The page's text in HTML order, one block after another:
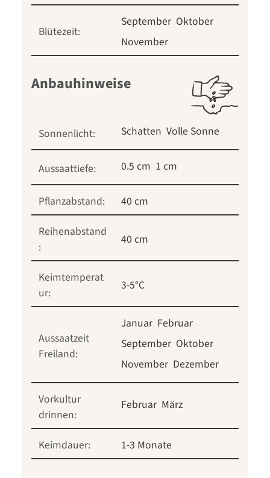
Blütezeit:
September Oktober
November
Anbauhinweise
Sonnenlicht: Schatten Volle Sonne
Aussaattiefe: 0.5 cm 1 cm
Pflanzabstand:
40 cm
Reihenabstand
:
40 cm
Keimtemperat
ur:
3-5°C
Aussaatzeit
Freiland:
Januar Februar
September Oktober
November Dezember
Vorkultur
drinnen:
Februar März
Keimdauer: 1-3 Monate